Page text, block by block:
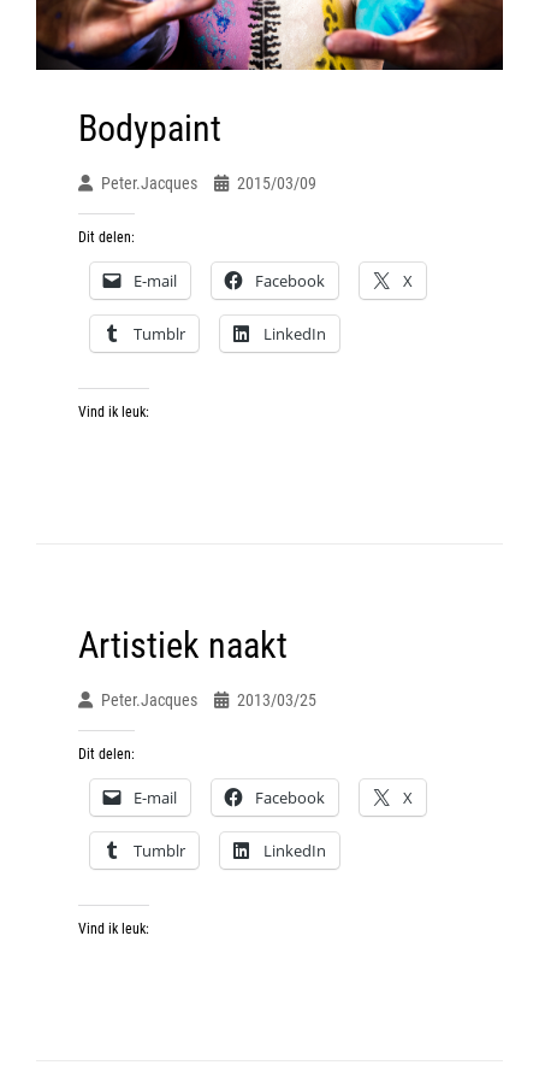
Bodypaint
Peter.jacques 2015/03/09
Dit delen:
E-mail Facebook X
Tumblr LinkedIn
Vind ik leuk:
Artistiek naakt
Peter.jacques 2013/03/25
Dit delen:
E-mail Facebook X
Tumblr LinkedIn
Vind ik leuk: